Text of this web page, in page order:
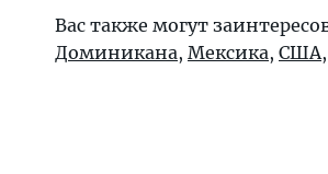
Вас также могут
Доминикана, Мексика, США